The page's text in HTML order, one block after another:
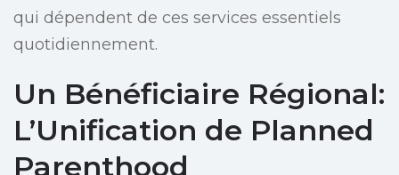
qui dépendent de ces services essentiels
quotidiennement.
Un Bénéficiaire Régional:
L’Unification de Planned
Parenthood